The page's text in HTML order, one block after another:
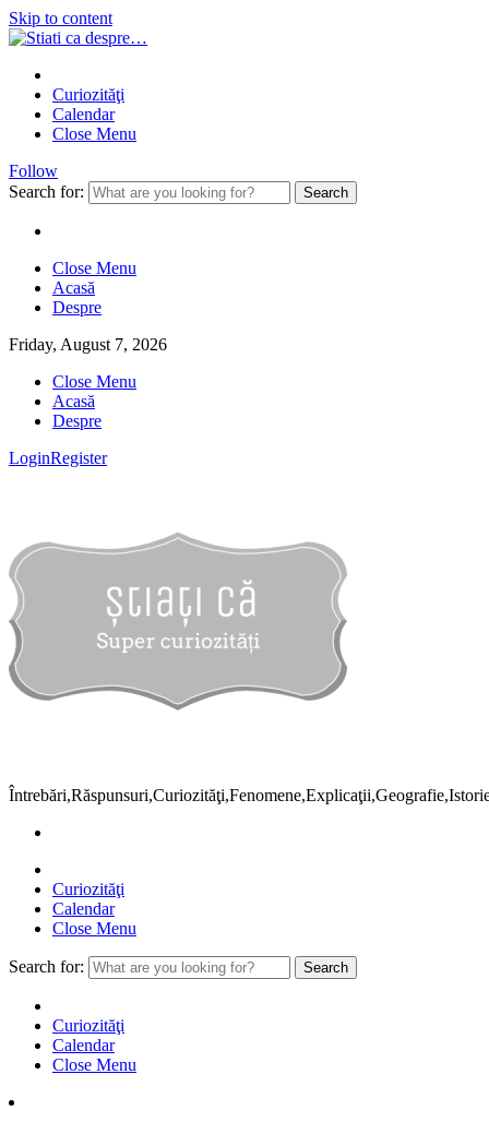
Skip to content
Curiozităţi
Calendar
Close Menu
Follow
Search for:
Close Menu
Acasă
Despre
Friday, August 7, 2026
Close Menu
Acasă
Despre
LoginRegister
Curiozităţi
Calendar
Close Menu
Search for:
Curiozităţi
Calendar
Close Menu